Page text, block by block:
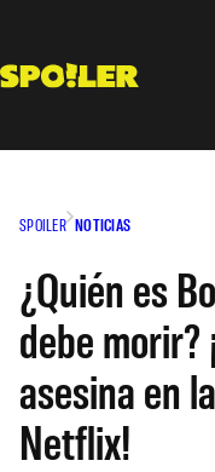
contenido
SPOILER NOTICIAS
¿Quién es
debe morir?
asesina en
Netflix!